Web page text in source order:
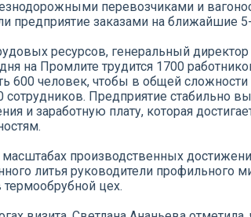
перевозчиками и
предприятие заказами на ближайшие
ресурсов, генеральный
на Промлите трудится 1700
600 человек, чтобы в общей сложности
сотрудников. Предприятие стабильно
и заработную плату, которая
производственных
литья руководители профильного
цех.